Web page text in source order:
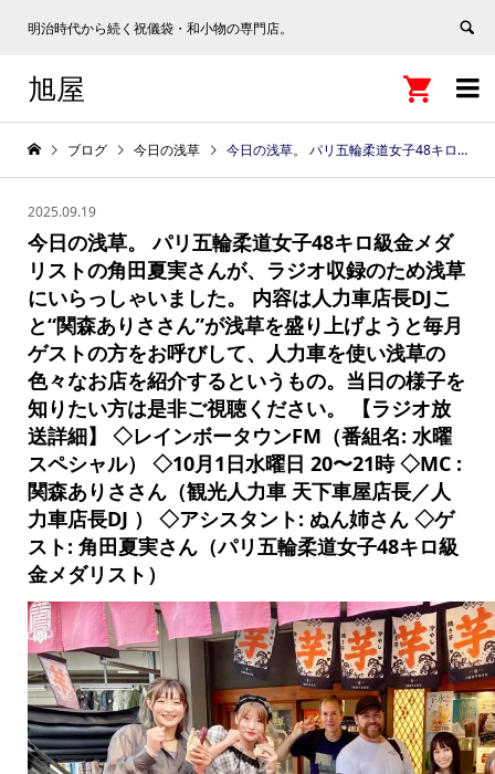
明治時代から続く祝儀袋・和小物の専門店。

旭屋 
ブログ 今日の浅草 今日の浅草。 パリ五輪柔道女子48キロ級金メダリストの角田夏実さんが、ラジオ収録のため浅草にいらっしゃいました。 内容は人力車店長DJこと“関森ありささん”が浅草を盛り上げようと毎月ゲストの方をお呼びして、人力車を使い浅草の色々なお店を紹介するというもの。当日の様子を知りたい方は是非ご視聴ください。 【ラジオ放送詳細】 ◇レインボータウンFM（番組名: 水曜スペシャル） ◇10月1日水曜日 20〜21時 ◇MC : 関森ありささん（観光人力車 天下車屋店長／人力車店長DJ ） ◇アシスタント: ぬん姉さん ◇ゲスト: 角田夏実さん（パリ五輪柔道女子48キロ級金メダリスト）
2025.09.19
今日の浅草。 パリ五輪柔道女子48キロ級金メダ
リストの角田夏実さんが、ラジオ収録のため浅草
にいらっしゃいました。 内容は人力車店長DJこ
と“関森ありささん”が浅草を盛り上げようと毎月
ゲストの方をお呼びして、人力車を使い浅草の
色々なお店を紹介するというもの。当日の様子を
知りたい方は是非ご視聴ください。 【ラジオ放
送詳細】 ◇レインボータウンFM（番組名: 水曜
スペシャル） ◇10月1日水曜日 20〜21時 ◇MC :
関森ありささん（観光人力車 天下車屋店長／人
力車店長DJ ） ◇アシスタント: ぬん姉さん ◇ゲ
スト: 角田夏実さん（パリ五輪柔道女子48キロ級
金メダリスト）